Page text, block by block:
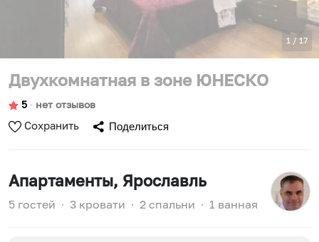
1 / 17
Двухкомнатная в зоне ЮНЕСКО
5 ∙ нет отзывов
Сохранить Поделиться
Апартаменты, Ярославль
5 гостей ∙ 3 кровати ∙ 2 спальни ∙ 1 ванная